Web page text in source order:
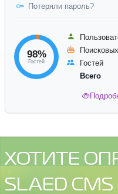
Потеряли пароль?
98%
Гостей
Гостей
Всего
ХОТИТЕ
SLAED